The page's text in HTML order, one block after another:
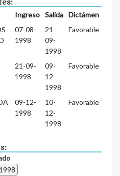
Ingreso Salida
Dictámen
07-08-
1998
21-
09-
1998
Favorable
21-09-
1998
09-
12-
1998
Favorable
09-12-
1998
10-
12-
1998
Favorable